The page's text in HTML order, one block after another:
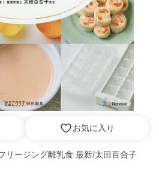
お気に入り
リージング離乳食 最新/太田百合子